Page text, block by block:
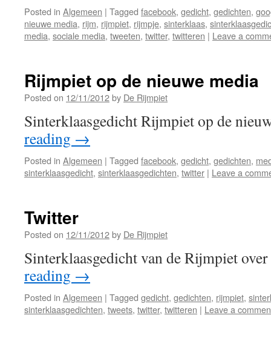
Posted in Algemeen | Tagged facebook, gedicht, gedichten,
nieuwe media, rijm, rijmpiet, rijmpje, sinterklaas,
media, sociale media, tweeten, twitter, twitteren | Leave a
Rijmpiet op de nieuwe media
Posted on 12/11/2012by De Rijmpiet
Sinterklaasgedicht Rijmpiet op de
reading →
Posted in Algemeen | Tagged facebook, gedicht, gedichten,
sinterklaasgedicht, sinterklaasgedichten, twitter | Leave a
Twitter
Posted on 12/11/2012by De Rijmpiet
Sinterklaasgedicht van de Rijmpiet
reading →
Posted in Algemeen | Tagged gedicht, gedichten, rijmpiet,
sinterklaasgedichten, tweets, twitter, twitteren | Leave a